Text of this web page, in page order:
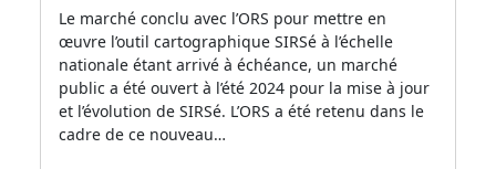
Le marché conclu avec l’ORS pour mettre en
œuvre l’outil cartographique SIRSé à l’échelle
nationale étant arrivé à échéance, un marché
public a été ouvert à l’été 2024 pour la mise à jour
et l’évolution de SIRSé. L’ORS a été retenu dans le
cadre de ce nouveau…